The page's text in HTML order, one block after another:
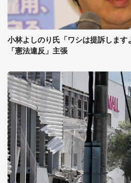
小林よしのり氏「ワシは提訴します
「憲法違反」主張